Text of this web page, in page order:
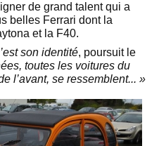
de grand talent qui a
belles Ferrari dont la
et la F40.
son identité, poursuit le
toutes les voitures du
l’avant, se ressemblent... »